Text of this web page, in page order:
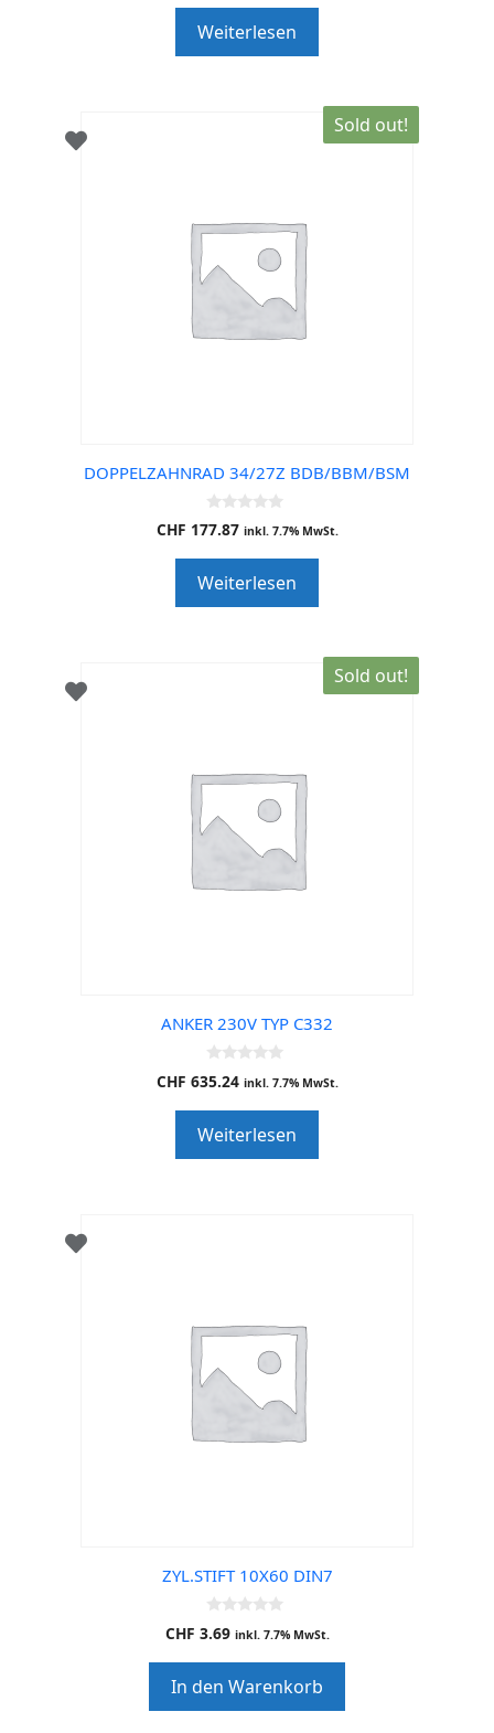
o
f
5
Weiterlesen
Sold out!
DOPPELZAHNRAD 34/27Z BDB/BBM/BSM
0
o
o
f
5
CHF 177.87 inkl. 7.7% MwSt.
Weiterlesen
Sold out!
ANKER 230V TYP C332
0
o
o
f
5
CHF 635.24 inkl. 7.7% MwSt.
Weiterlesen
ZYL.STIFT 10X60 DIN7
0
o
o
f
5
CHF 3.69 inkl. 7.7% MwSt.
In den Warenkorb